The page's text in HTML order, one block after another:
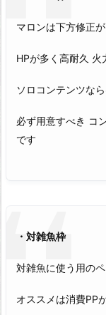
マロンは下方修正
HPが多く高耐久 火
ソロコンテンツな
必ず用意すべき コ
です
・対雑魚枠
対雑魚に使う用のペ
オススメは消費PP